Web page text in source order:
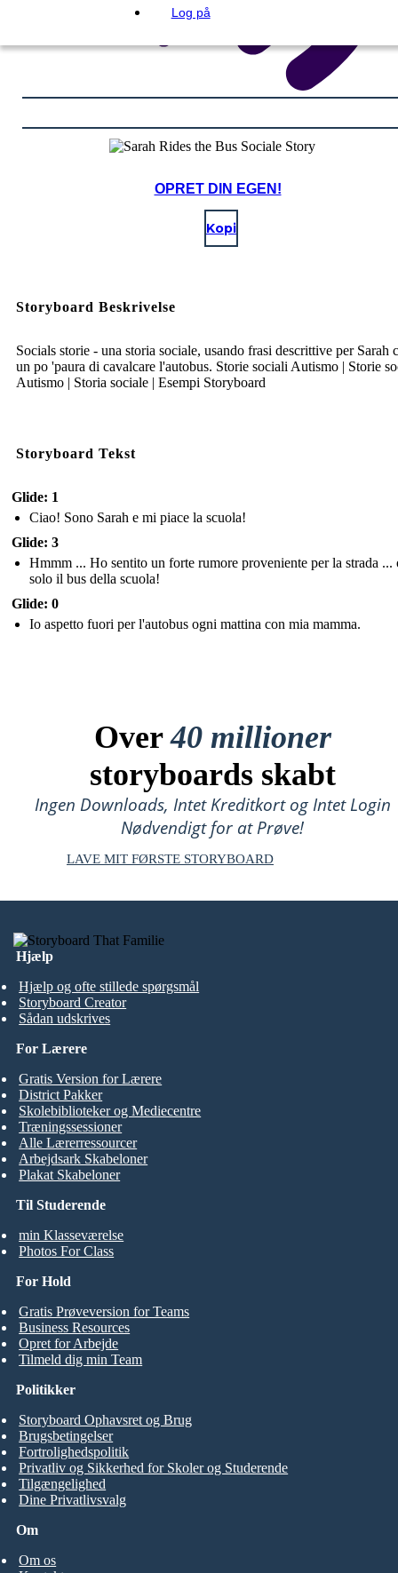
Log på
OPRET DIN EGEN!
Kopi
Storyboard Beskrivelse
Socials storie - una storia sociale, usando frasi descrittive per Sarah
un po 'paura di cavalcare l'autobus. Storie sociali Autismo | Storie
Autismo | Storia sociale | Esempi Storyboard
Storyboard Tekst
Glide: 1
Ciao! Sono Sarah e mi piace la scuola!
Glide: 3
Hmmm ... Ho sentito un forte rumore proveniente per la strada ...
solo il bus della scuola!
Glide: 0
Io aspetto fuori per l'autobus ogni mattina con mia mamma.
Over40 millioner
storyboards skabt
Ingen Downloads, Intet Kreditkort og Intet Login
Nødvendigt for at Prøve!
LAVE MIT FØRSTE STORYBOARD
Hjælp
Hjælp og ofte stillede spørgsmål
Storyboard Creator
Sådan udskrives
Til Studerende
min Klasseværelse
Photos For Class
For Lærere
Gratis Version for Lærere
District Pakker
Skolebiblioteker og Mediecentre
Træningssessioner
Alle Lærerressourcer
Arbejdsark Skabeloner
Plakat Skabeloner
For Hold
Gratis Prøveversion for Teams
Business Resources
Opret for Arbejde
Tilmeld dig min Team
Om
Om os
Politikker
Storyboard Ophavsret og Brug
Brugsbetingelser
Fortrolighedspolitik
Privatliv og Sikkerhed for Skoler og Studerende
Tilgængelighed
Dine Privatlivsvalg